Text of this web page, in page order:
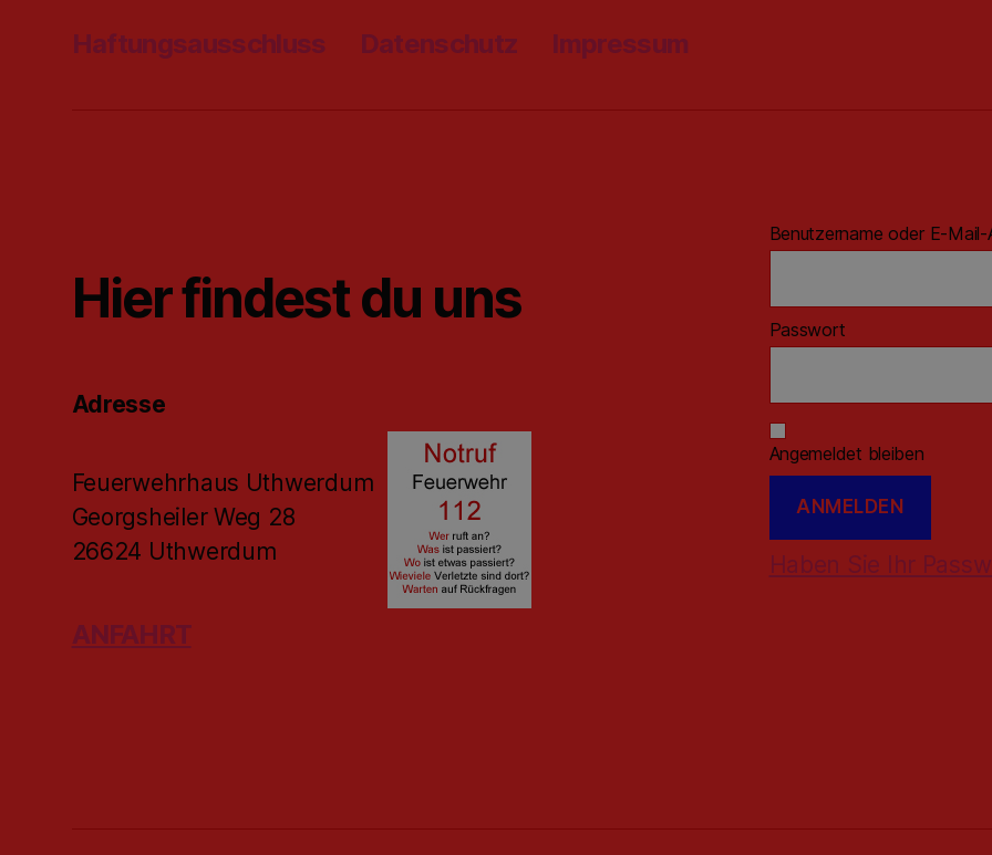
Haftungsausschluss Datenschutz Impressum
Hier findest du uns
Adresse
Feuerwehrhaus Uthwerdum
Georgsheiler Weg 28
26624 Uthwerdum
ANFAHRT
Benutzername oder E-Mail-
Passwort
Angemeldet bleiben
Haben Sie Ihr